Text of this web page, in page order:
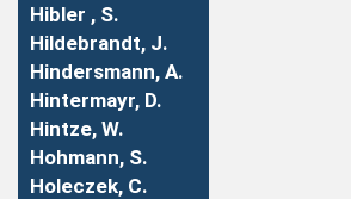
Hibler , S.
Hildebrandt, J.
Hindersmann, A.
Hintermayr, D.
Hintze, W.
Hohmann, S.
Holeczek, C.